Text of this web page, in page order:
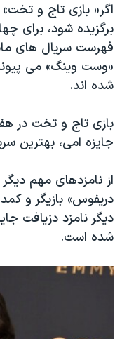
صفحه‌های ویژه
سفر پرزیدنت ترامپ
اگر« بازی تاج و تخت»
برگزیده شود، برای
فهرست سریال های
«وست وینگ» می
شده اند.
جایزه امی، بهترین
از نامزدهای مهم
دریفوس» بازیگر و
دیگر نامزد دزیافت
شده است.